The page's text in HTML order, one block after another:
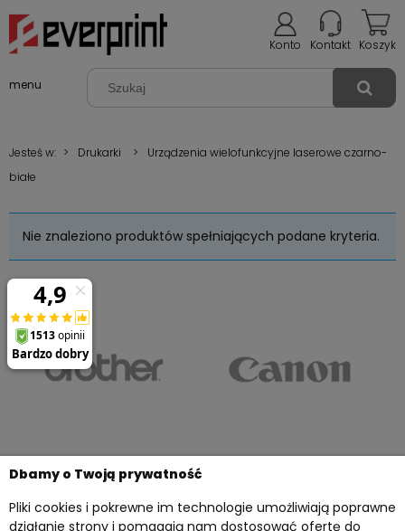
Koszyk
Kontakt
Konto
menu
Jesteś w: > Drukarki >
Urządzenia wielofunkcyjne laserowe czarno-
białe
Nie znaleziono produktów spełniających podane kryteria.
Twoje konto
Dbamy o Twoją prywatność
Pliki cookies i pokrewne im technologie umożliwiają poprawne
działanie strony i pomagają nam dostosować ofertę do